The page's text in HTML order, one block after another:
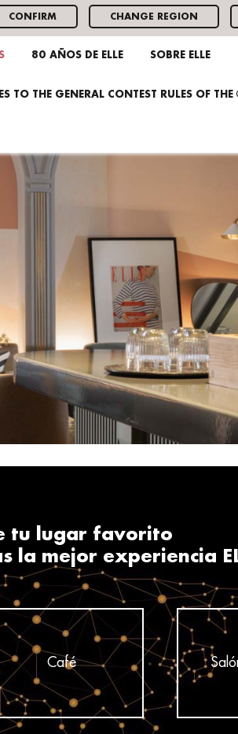
CONFIRM CHANGE REGION
80 AÑOS DE ELLE SOBRE ELLE
TO THE GENERAL CONTEST RULES OF
tu lugar favorito
la mejor experiencia
Café